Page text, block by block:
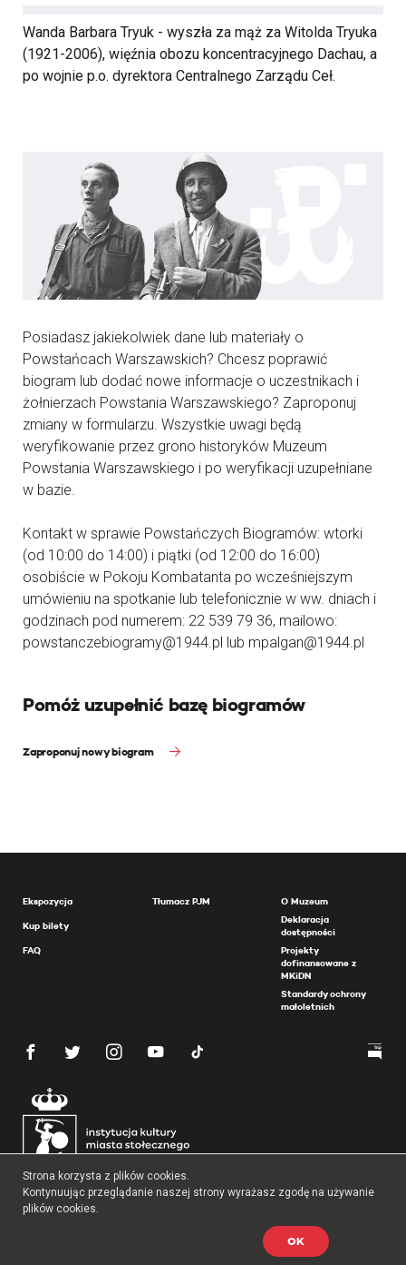
Wanda Barbara Tryuk - wyszła za mąż za Witolda Tryuka
(1921-2006), więźnia obozu koncentracyjnego Dachau, a
po wojnie p.o. dyrektora Centralnego Zarządu Ceł.
Posiadasz jakiekolwiek dane lub materiały o
Powstańcach Warszawskich? Chcesz poprawić
biogram lub dodać nowe informacje o uczestnikach i
żołnierzach Powstania Warszawskiego? Zaproponuj
zmiany w formularzu. Wszystkie uwagi będą
weryfikowanie przez grono historyków Muzeum
Powstania Warszawskiego i po weryfikacji uzupełniane
w bazie.
Kontakt w sprawie Powstańczych Biogramów: wtorki
(od 10:00 do 14:00) i piątki (od 12:00 do 16:00)
osobiście w Pokoju Kombatanta po wcześniejszym
umówieniu na spotkanie lub telefonicznie w ww. dniach i
godzinach pod numerem: 22 539 79 36, mailowo:
powstanczebiogramy@1944.pl lub mpalgan@1944.pl
Pomóż uzupełnić bazę biogramów
Zaproponuj nowy biogram
Ekspozycja
Kup bilety
FAQ
Tłumacz PJM
O Muzeum
Deklaracja
dostępności
Projekty
dofinansowane z
MKiDN
Standardy ochrony
małoletnich
Copyright 2026 Muzeum Powstania Warszawskiego
Strona korzysta z plików cookies.
Kontynuując przeglądanie naszej strony wyrażasz zgodę na używanie
plików cookies.
OK